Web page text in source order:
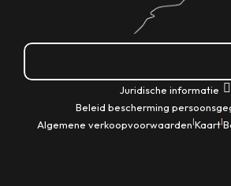
Juridische informatie
Beleid bescherming
Algemene verkoopvoorwaarden|Kaart|